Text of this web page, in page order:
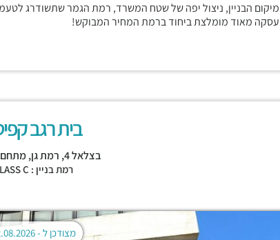
מיקום הבניין, ניצול יפה של שטח המשרד, רמת הגמר שתשודרג
עסקה מאוד מומלצת ביחוד ברמת המחיר המבוקש!
בית רגב
בצלאל 4, רמת גן,מתחם
רמת בניין : CLASS C
מצודכן ל -02.08.2026